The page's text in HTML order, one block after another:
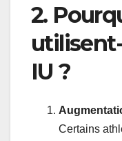
2.
utilisent-
IU ?
Certains